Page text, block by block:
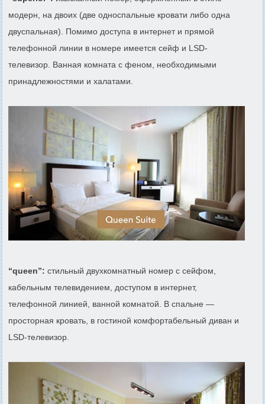
модерн, на двоих (две односпальные кровати либо одна
двуспальная). Помимо доступа в интернет и прямой
телефонной линии в номере имеется сейф и LSD-
телевизор. Ванная комната с феном, необходимыми
принадлежностями и халатами.
“queen”: стильный двухкомнатный номер с сейфом,
кабельным телевидением, доступом в интернет,
телефонной линией, ванной комнатой. В спальне —
просторная кровать, в гостиной комфортабельный диван и
LSD-телевизор.